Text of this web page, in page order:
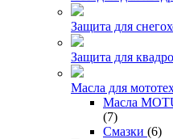
Защита для
Защита для
Масла для
Масла
(7)
Смазки (6)